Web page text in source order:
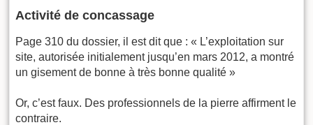
Activité de concassage
Page 310 du dossier, il est dit que : « L’exploitation sur
site, autorisée initialement jusqu’en mars 2012, a montré
un gisement de bonne à très bonne qualité »
Or, c’est faux. Des professionnels de la pierre affirment le
contraire.